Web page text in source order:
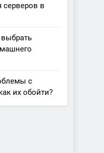
серверов в
с
их обойти?